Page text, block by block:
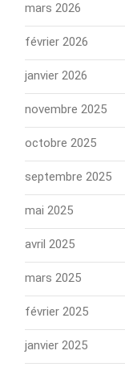
mars 2026
février 2026
janvier 2026
novembre 2025
octobre 2025
septembre 2025
mai 2025
avril 2025
mars 2025
février 2025
janvier 2025